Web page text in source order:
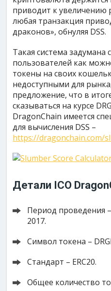
приводит к увеличению
любая транзакция
драконов», обнуляя DSS.
Такая система
пользователей как
токены на своих
недоступными для
предложение, что в
сказываться на курсе
DragonChain имеется
для вычисления DSS –
https://dragonchain.com/
Детали ICO
Период проведения
2017.
Символ токена –
Стандарт – ERC20.
Общее количество